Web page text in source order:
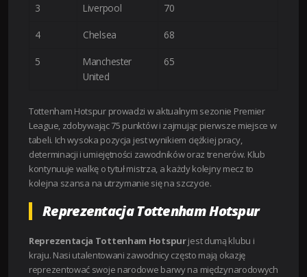
3 Liverpool 70
4 Chelsea 68
5
Manchester
United
65
Tottenham Hotspur prowadzi w aktualnym sezonie Premier
League, zdobywając 75 punktów i zajmując pierwsze miejsce w
tabeli. Ich wysoka pozycja jest wynikiem ciężkiej pracy,
determinacji i umiejętności zawodników oraz trenerów. Klub
kontynuuje walkę o tytuł mistrza, a każdy kolejny mecz to
kolejna szansa na utrzymanie się na szczycie.
Reprezentacja Tottenham Hotspur
Reprezentacja Tottenham Hotspurjest dumą klubu i
kraju. Nasi utalentowani zawodnicy często mają okazję
reprezentować swoje narodowe barwy na międzynarodowych